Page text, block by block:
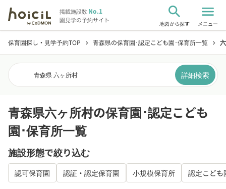
掲載施設数No.1
園見学の予約サイト
search
地図から探す
menu
メニュー
保育園探し・見学予約TOP chevron_right 青森県の保育園･認定こども園･保育所一覧 chevron_right
青森県 六ヶ所村 詳細検索
青森県六ヶ所村の保育園･認定こども
園･保育所一覧
施設形態で絞り込む
認可保育園 認証・認定保育園 小規模保育所 認定こども